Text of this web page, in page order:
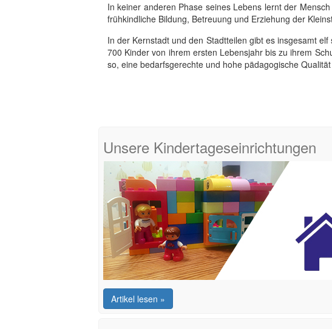
In keiner anderen Phase seines Lebens lernt der
frühkindliche Bildung, Betreuung und Erziehung der
In der Kernstadt und den Stadtteilen gibt es insgesamt
700 Kinder von ihrem ersten Lebensjahr bis zu ihrem
so, eine bedarfsgerechte und hohe pädagogische
Unsere Kindertageseinrichtungen
Artikel lesen »